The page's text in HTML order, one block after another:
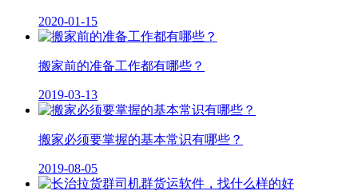
2020-01-15
搬家前的准备工作都有哪些？
2019-03-13
搬家必须要掌握的基本常识有哪些？
2019-08-05